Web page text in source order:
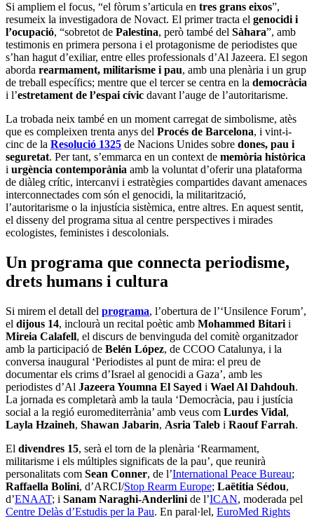
Si ampliem el focus, “el fòrum s’articula en tres grans eixos”,
resumeix la investigadora de Novact. El primer tracta el genocidi i
l’ocupació, “sobretot de Palestina, però també del Sàhara”, amb
testimonis en primera persona i el protagonisme de periodistes que
s’han hagut d’exiliar, entre elles professionals d’Al Jazeera. El segon
aborda rearmament, militarisme i pau, amb una plenària i un grup
de treball específics; mentre que el tercer se centra en la democràcia
i l’estretament de l’espai cívic davant l’auge de l’autoritarisme.
La trobada neix també en un moment carregat de simbolisme, atès
que es compleixen trenta anys del Procés de Barcelona, i vint-i-
cinc de la Resolució 1325 de Nacions Unides sobre dones, pau i
seguretat. Per tant, s’emmarca en un context de memòria històrica
i urgència contemporània amb la voluntat d’oferir una plataforma
de diàleg crític, intercanvi i estratègies compartides davant amenaces
interconnectades com són el genocidi, la militarització,
l’autoritarisme o la injustícia sistèmica, entre altres. En aquest sentit,
el disseny del programa situa al centre perspectives i mirades
ecologistes, feministes i descolonials.
Un programa que connecta periodisme,
drets humans i cultura
Si mirem el detall del programa, l’obertura de l’‘Unsilence Forum’,
el dijous 14, inclourà un recital poètic amb Mohammed Bitari i
Mireia Calafell, el discurs de benvinguda del comitè organitzador
amb la participació de Belén López, de CCOO Catalunya, i la
conversa inaugural ‘Periodistes al punt de mira: el preu de
documentar els crims d’Israel al genocidi a Gaza’, amb les
periodistes d’Al Jazeera Youmna El Sayed i Wael Al Dahdouh.
La jornada es completarà amb la taula ‘Democràcia, pau i justícia
social a la regió euromediterrània’ amb veus com Lurdes Vidal,
Layla Hzaineh, Shawan Jabarin, Asria Taleb i Raouf Farrah.
El divendres 15, serà el torn de la plenària ‘Rearmament,
militarisme i els múltiples significats de la pau’, que reunirà
personalitats com Sean Conner, de l’International Peace Bureau;
Raffaella Bolini, d’ARCI/Stop Rearm Europe; Laëtitia Sédou,
d’ENAAT; i Sanam Naraghi-Anderlini de l’ICAN, moderada pel
Centre Delàs d’Estudis per la Pau. En paral·lel, EuroMed Rights